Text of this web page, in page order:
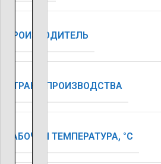
ПРОИЗВОДИТЕЛЬ
СТРАНА ПРОИЗВОДСТВА
РАБОЧАЯ ТЕМПЕРАТУРА, °С